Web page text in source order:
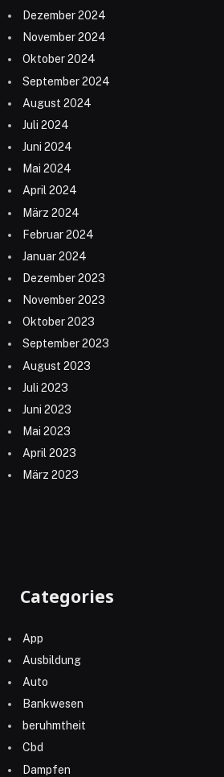
Dezember 2024
November 2024
Oktober 2024
September 2024
August 2024
Juli 2024
Juni 2024
Mai 2024
April 2024
März 2024
Februar 2024
Januar 2024
Dezember 2023
November 2023
Oktober 2023
September 2023
August 2023
Juli 2023
Juni 2023
Mai 2023
April 2023
März 2023
Categories
App
Ausbildung
Auto
Bankwesen
beruhmtheit
Cbd
Dampfen